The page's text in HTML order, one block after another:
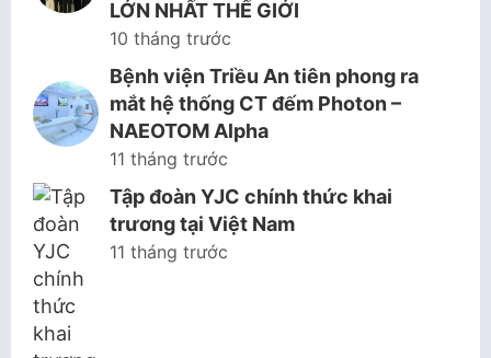
LỚN NHẤT THẾ GIỚI
10 tháng trước
Bệnh viện Triều An tiên phong ra
mắt hệ thống CT đếm Photon –
NAEOTOM Alpha
11 tháng trước
Tập đoàn YJC chính thức khai
trương tại Việt Nam
11 tháng trước